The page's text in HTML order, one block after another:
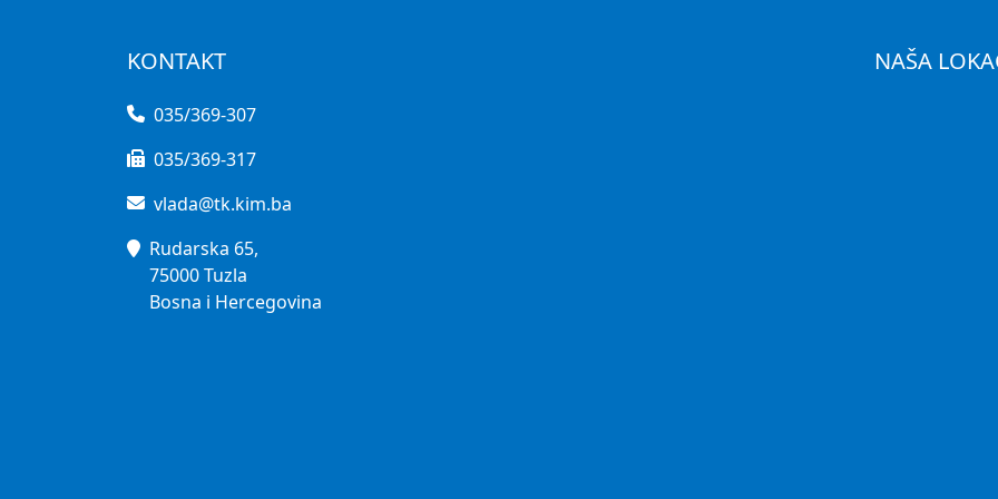
KONTAKT
035/369-307
035/369-317
vlada@tk.kim.ba
Rudarska 65,
75000 Tuzla
Bosna i Hercegovina
NAŠA